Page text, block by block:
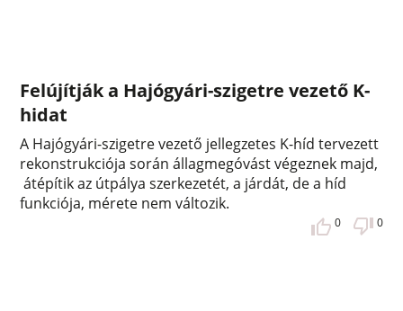
Felújítják a Hajógyári-szigetre vezető K-
hidat
A Hajógyári-szigetre vezető jellegzetes K-híd tervezett
rekonstrukciója során állagmegóvást végeznek majd,
átépítik az útpálya szerkezetét, a járdát, de a híd
funkciója, mérete nem változik.
0 0